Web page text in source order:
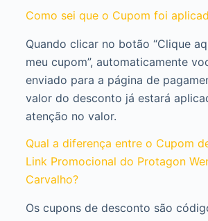
Como sei que o Cupom foi
Quando clicar no botão “Clique
meu cupom”, automaticamente
enviado para a página de
valor do desconto já estará
atenção no valor.
Qual a diferença entre o Cupom
Link Promocional do Protagon
Carvalho?
Os cupons de desconto são